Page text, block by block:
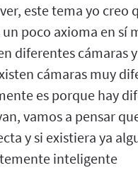
este tema yo creo
poco axioma en sí
diferentes cámaras
cámaras muy
es porque hay
vamos a pensar
y si existiera ya
inteligente